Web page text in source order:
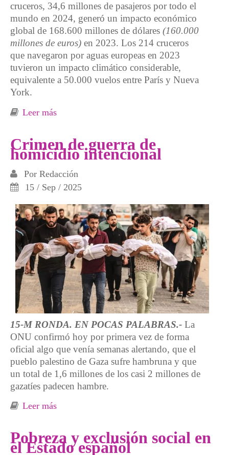
cruceros, 34,6 millones de pasajeros por todo el
mundo en 2024, generó un impacto económico
global de 168.600 millones de dólares (160.000
millones de euros) en 2023. Los 214 cruceros
que navegaron por aguas europeas en 2023
tuvieron un impacto climático considerable,
equivalente a 50.000 vuelos entre París y Nueva
York.
Leer más
Crimen de guerra de
homicidio intencional
Por Redacción
15 / Sep / 2025
15-M RONDA. EN POCAS PALABRAS.- La
ONU confirmó hoy por primera vez de forma
oficial algo que venía semanas alertando, que el
pueblo palestino de Gaza sufre hambruna y que
un total de 1,6 millones de los casi 2 millones de
gazatíes padecen hambre.
Leer más
Pobreza y exclusión social en
el Estado español